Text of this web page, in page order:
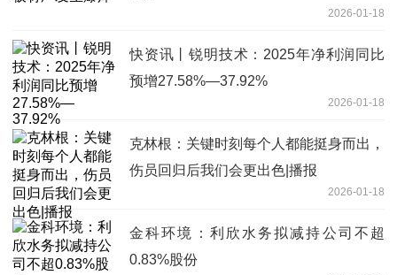
2026-01-18
快资讯丨锐明技术：2025年净利润同比
预增27.58%—37.92%
2026-01-18
克林根：关键时刻每个人都能挺身而出，
伤员回归后我们会更出色|播报
2026-01-18
金科环境：利欣水务拟减持公司不超
0.83%股份